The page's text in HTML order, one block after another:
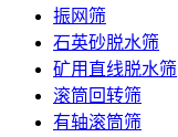
振网筛
石英砂脱水筛
矿用直线脱水筛
滚筒回转筛
有轴滚筒筛